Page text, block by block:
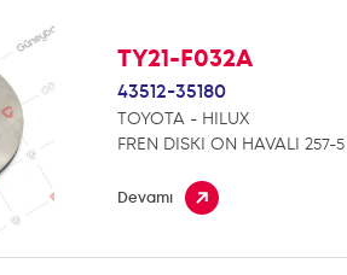
TY21-F032A
43512-35180
TOYOTA - HILUX
FREN DISKI ON HAVALI 257-5
Devamı